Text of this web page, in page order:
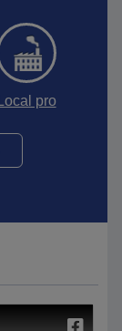
Local pro